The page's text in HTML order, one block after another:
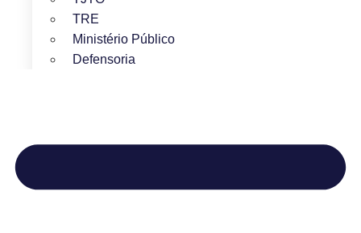
TRE
Ministério Público
Defensoria